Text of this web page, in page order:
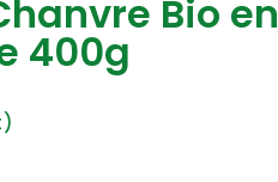
Bio en
400g